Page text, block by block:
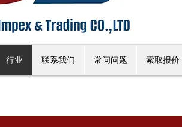
行业 联系我们 常问问题 索取报价